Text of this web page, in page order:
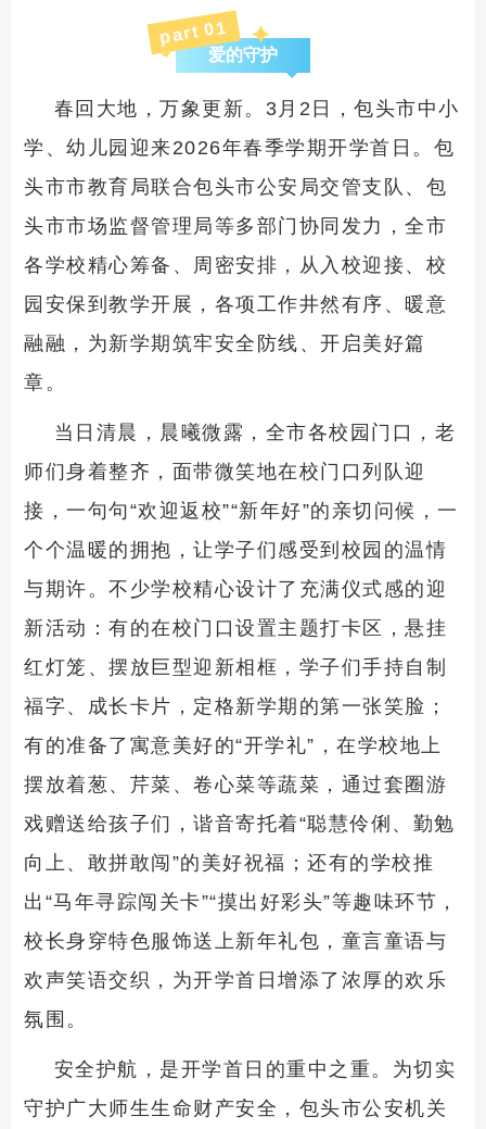
part 01
爱的守护
春回大地，万象更新。3月2日，包头市中小
学、幼儿园迎来2026年春季学期开学首日。包
头市市教育局联合包头市公安局交管支队、包
头市市场监督管理局等多部门协同发力，全市
各学校精心筹备、周密安排，从入校迎接、校
园安保到教学开展，各项工作井然有序、暖意
融融，为新学期筑牢安全防线、开启美好篇
章。
当日清晨，晨曦微露，全市各校园门口，老
师们身着整齐，面带微笑地在校门口列队迎
接，一句句“欢迎返校”“新年好”的亲切问候，一
个个温暖的拥抱，让学子们感受到校园的温情
与期许。不少学校精心设计了充满仪式感的迎
新活动：有的在校门口设置主题打卡区，悬挂
红灯笼、摆放巨型迎新相框，学子们手持自制
福字、成长卡片，定格新学期的第一张笑脸；
有的准备了寓意美好的“开学礼”，在学校地上
摆放着葱、芹菜、卷心菜等蔬菜，通过套圈游
戏赠送给孩子们，谐音寄托着“聪慧伶俐、勤勉
向上、敢拼敢闯”的美好祝福；还有的学校推
出“马年寻踪闯关卡”“摸出好彩头”等趣味环节，
校长身穿特色服饰送上新年礼包，童言童语与
欢声笑语交织，为开学首日增添了浓厚的欢乐
氛围。
安全护航，是开学首日的重中之重。为切实
守护广大师生生命财产安全，包头市公安机关